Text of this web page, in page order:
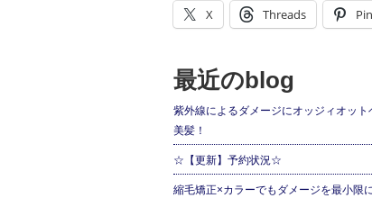
X Threads
最近のblog
紫外線によるダメージにオッジィオット
美髪！
☆【更新】予約状況☆
縮毛矯正×カラーでもダメージを最小限